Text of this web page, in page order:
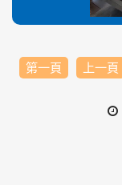
第一頁 上一頁